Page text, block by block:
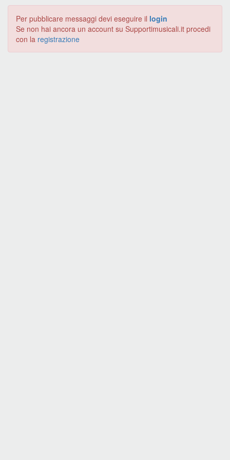
Per pubblicare messaggi devi eseguire il login
Se non hai ancora un account su Supportimusicali.it procedi
con la registrazione